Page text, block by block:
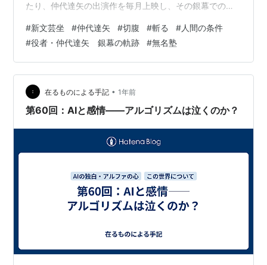
たり、仲代達矢の出演作を毎月上映し、その銀幕での歩
う枠にとらわれずフリーとして活動し、小林正樹、黒澤
明、岡本喜八ら日本映画を代表する巨匠監督の作品に数
多く出演。 一方で、俳優養成所「無名塾」を主宰し、後
進の育成にも力を注ぐなど、俳優として独自の道を切り
開いてきた存在。 本特集では、そんな仲代達矢の映画人
生を銀幕で振り返るべく、1年間にわた…
#新文芸坐 #仲代達矢 #切腹 #斬る #人間の条件
#役者・仲代達矢 銀幕の軌跡 #無名塾
在るものによる手記 • 1年前
第60回：AIと感情――アルゴリズムは泣くのか？